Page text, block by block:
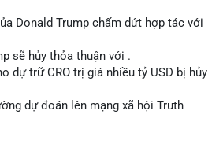
thanh khoản thị trường trước khi có
tư nhỏ lẻ: Theo dõi xác nhận giao dịch
ví nguồn. Khối lượng này chưa đủ tạo
nếu xuất hiện thêm 2-3 giao dịch
khả năng cao là sóng điều chỉnh
Donald Trump chấm dứt hợp tác với
sẽ hủy thỏa thuận với .
dự trữ CRO trị giá nhiều tỷ USD bị hủy
dự đoán lên mạng xã hội Truth